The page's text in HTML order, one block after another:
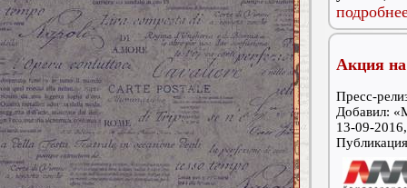
Акция
Пресс-
Добавил:
13-09-